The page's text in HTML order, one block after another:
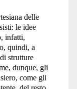
delle
le idee
infatti,
quindi, a
strutture
dunque, gli
come gli